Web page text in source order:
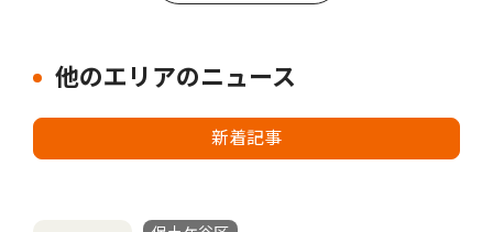
他のエリアのニュース
新着記事